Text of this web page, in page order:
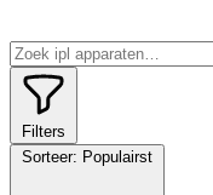
Filters
Sorteer: Populairst